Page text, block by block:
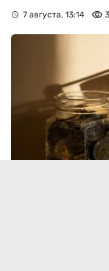
7 августа, 13:14